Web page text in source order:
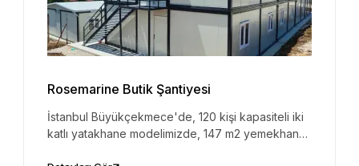
Rosemarine Butik Şantiyesi
İstanbul Büyükçekmece'de, 120 kişi kapasiteli iki
katlı yatakhane modelimizde, 147 m2 yemekhane